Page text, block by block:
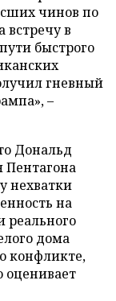
чинов по
в
быстрого
гневный
–
Дональд
Пентагона
нехватки
на
реального
дома
конфликте,
оценивает